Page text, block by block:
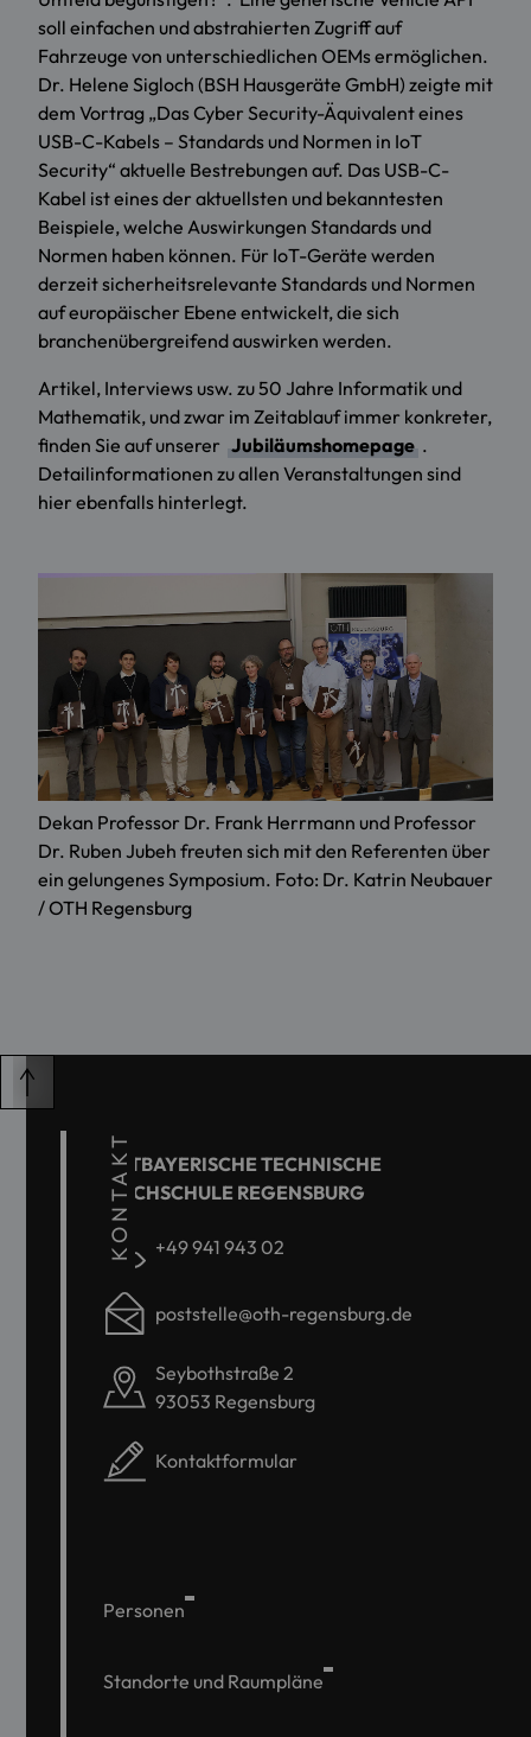
soll einfachen und abstrahierten Zugriff auf
Fahrzeuge von unterschiedlichen OEMs ermöglichen.
Dr. Helene Sigloch (BSH Hausgeräte GmbH) zeigte mit
dem Vortrag „Das Cyber Security-Äquivalent eines
USB-C-Kabels – Standards und Normen in IoT
Security“ aktuelle Bestrebungen auf. Das USB-C-
Kabel ist eines der aktuellsten und bekanntesten
Beispiele, welche Auswirkungen Standards und
Normen haben können. Für IoT-Geräte werden
derzeit sicherheitsrelevante Standards und Normen
auf europäischer Ebene entwickelt, die sich
branchenübergreifend auswirken werden.
Artikel, Interviews usw. zu 50 Jahre Informatik und
Mathematik, und zwar im Zeitablauf immer konkreter,
finden Sie auf unserer Jubiläumshomepage .
Detailinformationen zu allen Veranstaltungen sind
hier ebenfalls hinterlegt.
Dekan Professor Dr. Frank Herrmann und Professor
Dr. Ruben Jubeh freuten sich mit den Referenten über
ein gelungenes Symposium. Foto: Dr. Katrin Neubauer
/ OTH Regensburg
KONTAKT
OSTBAYERISCHE TECHNISCHE
HOCHSCHULE REGENSBURG
+49 941 943 02
poststelle@oth-regensburg.de
Seybothstraße 2
93053 Regensburg
Kontaktformular
Personen
Standorte und Raumpläne